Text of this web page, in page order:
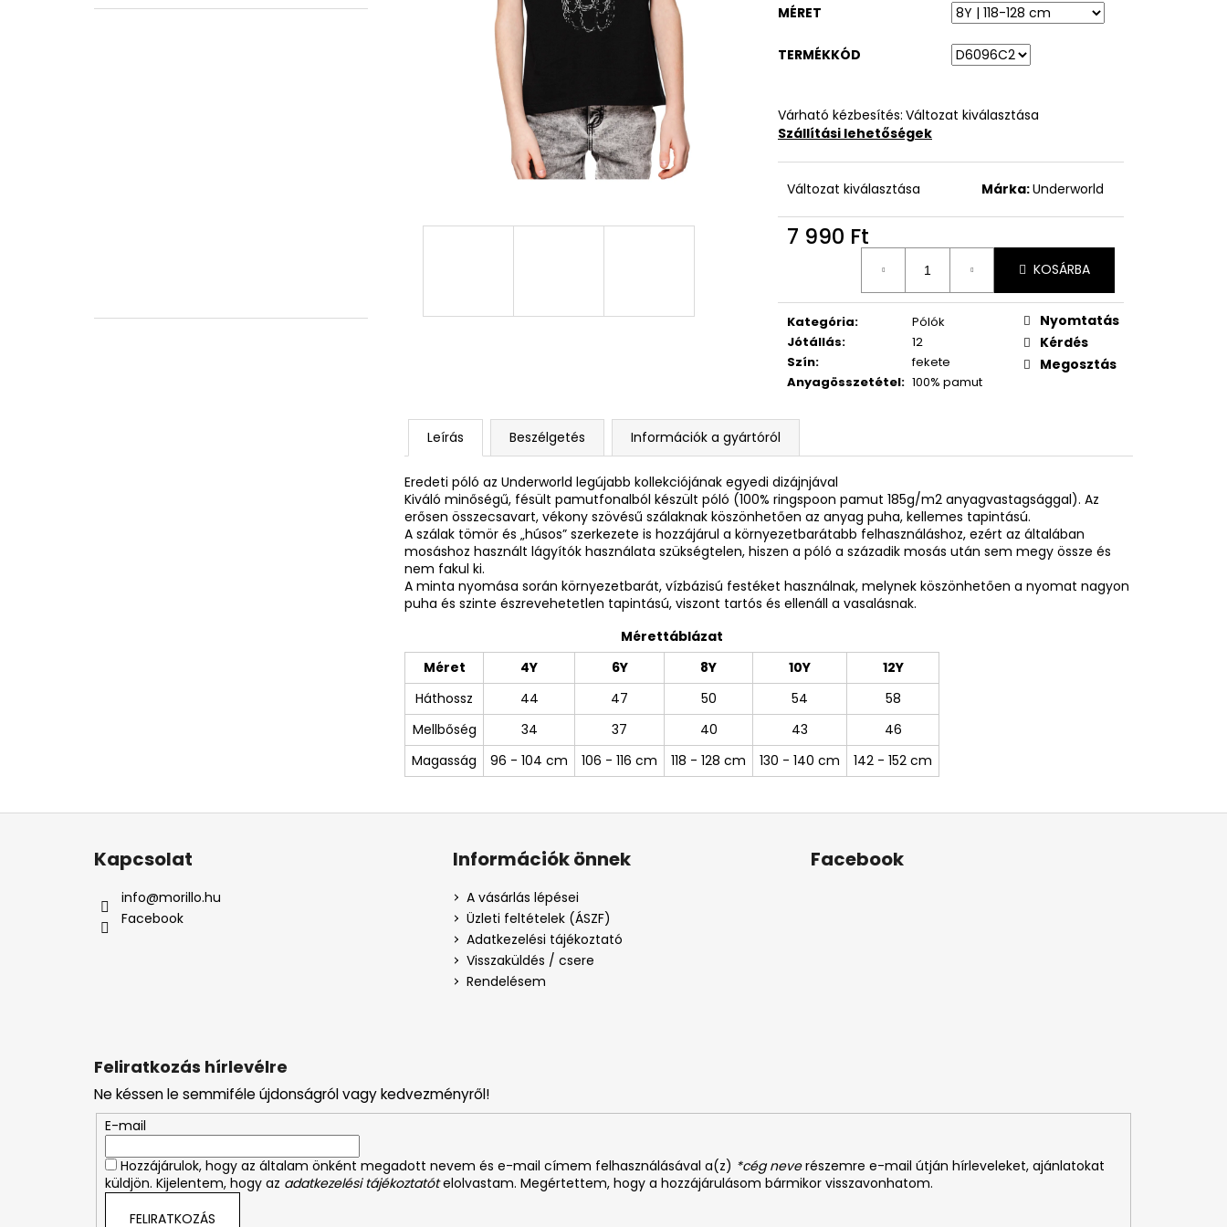
MÉRET
TERMÉKKÓD
Várható kézbesítés: Változat kiválasztása
Szállítási lehetőségek
Változat kiválasztása Márka:Underworld
7 990 Ft
KOSÁRBA
Kategória:
Pólók
Jótállás:
12
Szín:
fekete
Anyagösszetétel: 100% pamut
Nyomtatás
Kérdés
Megosztás
Leírás Beszélgetés Információk a gyártóról
Eredeti póló az Underworld legújabb kollekciójának egyedi dizájnjával
Kiváló minőségű, fésült pamutfonalból készült póló (100% ringspoon pamut 185g/m2 anyagvastagsággal). Az
erősen összecsavart, vékony szövésű szálaknak köszönhetően az anyag puha, kellemes tapintású.
A szálak tömör és „húsos” szerkezete is hozzájárul a környezetbarátabb felhasználáshoz, ezért az általában
mosáshoz használt lágyítók használata szükségtelen, hiszen a póló a századik mosás után sem megy össze és
nem fakul ki.
A minta nyomása során környezetbarát, vízbázisú festéket használnak, melynek köszönhetően a nyomat nagyon
puha és szinte észrevehetetlen tapintású, viszont tartós és ellenáll a vasalásnak.
Mérettáblázat
Méret
4Y 6Y 8Y 10Y
12Y
Háthossz
44 47 50 54
58
Mellbőség
34 37 40 43
46
Magasság
96 - 104 cm 106 - 116 cm 118 - 128 cm 130 - 140 cm 142 - 152 cm
L
Feliratkozás hírlevélre
Ne késsen le semmiféle újdonságról vagy kedvezményről!
E-mail
Hozzájárulok, hogy az általam önként megadott nevem és e-mail címem felhasználásával a(z) *cég neverészemre e-mail útján hírleveleket, ajánlatokat
küldjön. Kijelentem, hogy az adatkezelési tájékoztatót elolvastam. Megértettem, hogy a hozzájárulásom bármikor visszavonhatom.
FELIRATKOZÁS
Kapcsolat
info@morillo.hu
Facebook
Információk önnek
A vásárlás lépései
Üzleti feltételek (ÁSZF)
Adatkezelési tájékoztató
Visszaküldés / csere
Rendelésem
Facebook